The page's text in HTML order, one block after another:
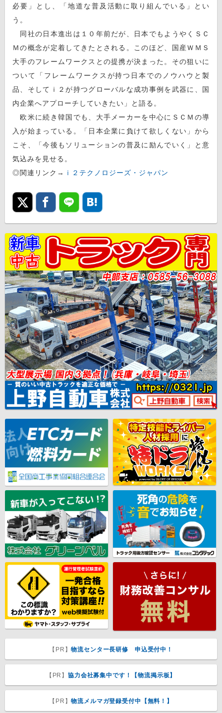
必要」とし、「地道な普及活動に取り組んでいる」とい
う。
同社の日本進出は１０年前だが、日本でもようやくＳＣ
Ｍの概念が定着してきたとされる。このほど、国産ＷＭＳ
大手のフレームワークスとの提携が決まった。その狙いに
ついて「フレームワークスが持つ日本でのノウハウと製
品、そしてｉ２が持つグローバルな成功事例を武器に、国
内企業へアプローチしていきたい」と語る。
欧米に続き韓国でも、大手メーカーを中心にＳＣＭの導
入が始まっている。「日本企業に負けて欲しくない」から
こそ、「今後もソリューションの普及に励んでいく」と意
気込みを見せる。
◎関連リンク→
ｉ２テクノロジーズ・ジャパン
【PR】物流センター長研修 申込受付中！
【PR】協力会社募集中です！【物流掲示板】
【PR】物流メルマガ登録受付中【無料！】